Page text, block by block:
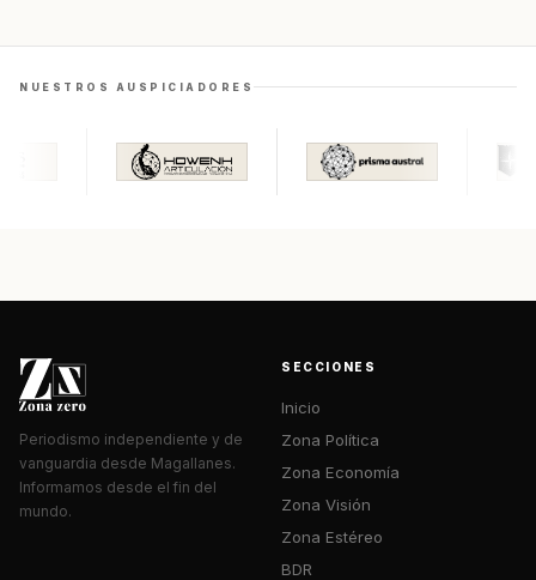
NUESTROS AUSPICIADORES
Periodismo independiente y de
vanguardia desde Magallanes.
Informamos desde el fin del
mundo.
SECCIONES
Inicio
Zona Política
Zona Economía
Zona Visión
Zona Estéreo
BDR